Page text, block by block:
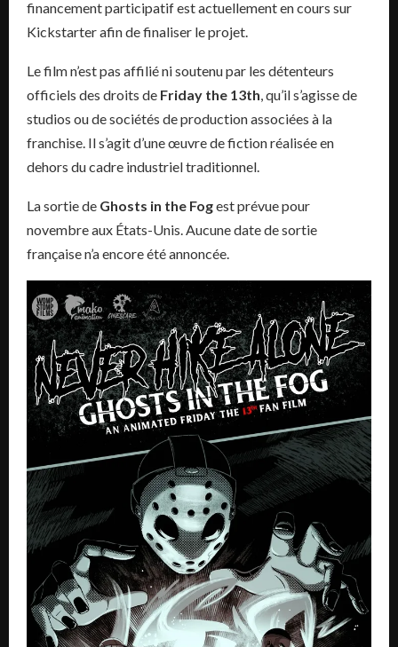
financement participatif est actuellement en cours sur
Kickstarter afin de finaliser le projet.
Le film n’est pas affilié ni soutenu par les détenteurs
officiels des droits de Friday the 13th , qu’il s’agisse de
studios ou de sociétés de production associées à la
franchise. Il s’agit d’une œuvre de fiction réalisée en
dehors du cadre industriel traditionnel.
La sortie de Ghosts in the Fogest prévue pour
novembre aux États-Unis. Aucune date de sortie
française n’a encore été annoncée.